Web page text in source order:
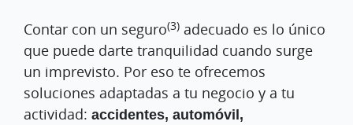
Contar con un seguro(3) adecuado es lo único
que puede darte tranquilidad cuando surge
un imprevisto. Por eso te ofrecemos
soluciones adaptadas a tu negocio y a tu
actividad: accidentes, automóvil,